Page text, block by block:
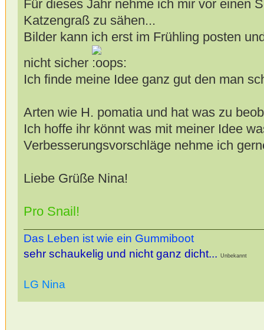
Für dieses Jahr nehme ich mir vor einen
Katzengraß zu sähen...
Bilder kann ich erst im Frühling posten
nicht sicher
Ich finde meine Idee ganz gut den man
Arten wie H. pomatia und hat was zu
Ich hoffe ihr könnt was mit meiner Idee
Verbesserungsvorschläge nehme ich
Liebe Grüße Nina!
Pro Snail!
Das Leben ist wie ein Gummiboot
sehr schaukelig und nicht ganz dicht... Unbekannt
LG Nina